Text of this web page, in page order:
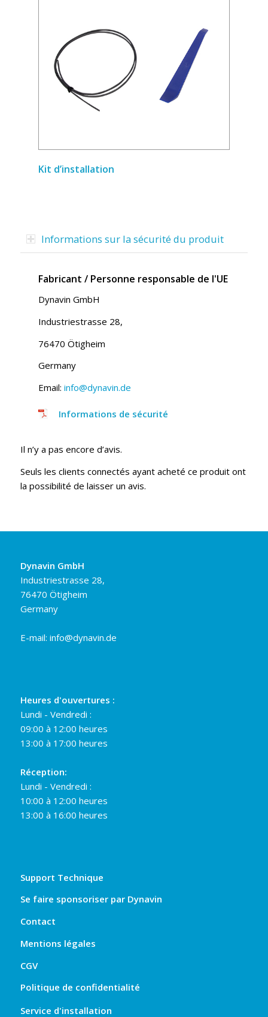
Kit d’installation
Informations sur la sécurité du produit
Fabricant / Personne responsable de l'UE
Dynavin GmbH
Industriestrasse 28,
76470 Ötigheim
Germany
Email: info@dynavin.de
Informations de sécurité
Il n’y a pas encore d’avis.
Seuls les clients connectés ayant acheté ce produit ont
la possibilité de laisser un avis.
Dynavin GmbH
Industriestrasse 28,
76470 Ötigheim
Germany
E-mail: info@dynavin.de
Heures d'ouvertures :
Lundi - Vendredi :
09:00 à 12:00 heures
13:00 à 17:00 heures
Réception:
Lundi - Vendredi :
10:00 à 12:00 heures
13:00 à 16:00 heures
Support Technique
Se faire sponsoriser par Dynavin
Contact
Mentions légales
CGV
Politique de confidentialité
Service d'installation